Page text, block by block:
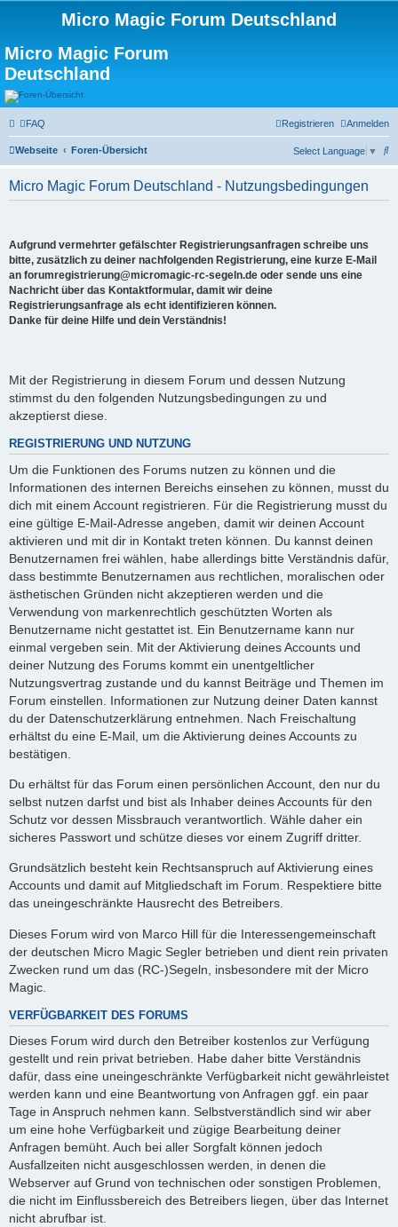
Micro Magic Forum Deutschland
Micro Magic Forum
Deutschland
FAQ Anmelden
Registrieren
Webseite Foren-Übersicht
S
Select Language ▼
Micro Magic Forum Deutschland - Nutzungsbedingungen
Aufgrund vermehrter gefälschter Registrierungsanfragen schreibe uns
bitte, zusätzlich zu deiner nachfolgenden Registrierung, eine kurze E-Mail
an forumregistrierung@micromagic-rc-segeln.de oder sende uns eine
Nachricht über das Kontaktformular, damit wir deine
Registrierungsanfrage als echt identifizieren können.
Danke für deine Hilfe und dein Verständnis!
Mit der Registrierung in diesem Forum und dessen Nutzung
stimmst du den folgenden Nutzungsbedingungen zu und
akzeptierst diese.
REGISTRIERUNG UND NUTZUNG
Um die Funktionen des Forums nutzen zu können und die
Informationen des internen Bereichs einsehen zu können, musst du
dich mit einem Account registrieren. Für die Registrierung musst du
eine gültige E-Mail-Adresse angeben, damit wir deinen Account
aktivieren und mit dir in Kontakt treten können. Du kannst deinen
Benutzernamen frei wählen, habe allerdings bitte Verständnis dafür,
dass bestimmte Benutzernamen aus rechtlichen, moralischen oder
ästhetischen Gründen nicht akzeptieren werden und die
Verwendung von markenrechtlich geschützten Worten als
Benutzername nicht gestattet ist. Ein Benutzername kann nur
einmal vergeben sein. Mit der Aktivierung deines Accounts und
deiner Nutzung des Forums kommt ein unentgeltlicher
Nutzungsvertrag zustande und du kannst Beiträge und Themen im
Forum einstellen. Informationen zur Nutzung deiner Daten kannst
du der Datenschutzerklärung entnehmen. Nach Freischaltung
erhältst du eine E-Mail, um die Aktivierung deines Accounts zu
bestätigen.
Du erhältst für das Forum einen persönlichen Account, den nur du
selbst nutzen darfst und bist als Inhaber deines Accounts für den
Schutz vor dessen Missbrauch verantwortlich. Wähle daher ein
sicheres Passwort und schütze dieses vor einem Zugriff dritter.
Grundsätzlich besteht kein Rechtsanspruch auf Aktivierung eines
Accounts und damit auf Mitgliedschaft im Forum. Respektiere bitte
das uneingeschränkte Hausrecht des Betreibers.
Dieses Forum wird von Marco Hill für die Interessengemeinschaft
der deutschen Micro Magic Segler betrieben und dient rein privaten
Zwecken rund um das (RC-)Segeln, insbesondere mit der Micro
Magic.
VERFÜGBARKEIT DES FORUMS
Dieses Forum wird durch den Betreiber kostenlos zur Verfügung
gestellt und rein privat betrieben. Habe daher bitte Verständnis
dafür, dass eine uneingeschränkte Verfügbarkeit nicht gewährleistet
werden kann und eine Beantwortung von Anfragen ggf. ein paar
Tage in Anspruch nehmen kann. Selbstverständlich sind wir aber
um eine hohe Verfügbarkeit und zügige Bearbeitung deiner
Anfragen bemüht. Auch bei aller Sorgfalt können jedoch
Ausfallzeiten nicht ausgeschlossen werden, in denen die
Webserver auf Grund von technischen oder sonstigen Problemen,
die nicht im Einflussbereich des Betreibers liegen, über das Internet
nicht abrufbar ist.